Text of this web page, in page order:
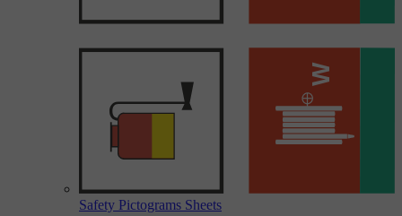
Safety Pictograms Sheets